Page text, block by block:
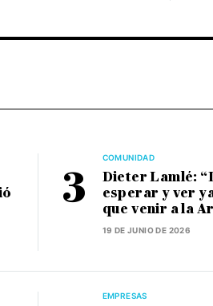
COMUNIDAD
Dieter Lamlé:
esperar y ver
que venir a la
19 DE JUNIO DE 2026
EMPRESAS